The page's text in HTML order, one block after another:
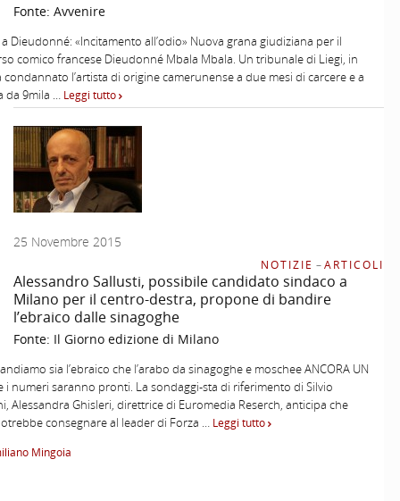
Fonte: Avvenire
Dieudonné: «Incitamento all’odio» Nuova grana giudiziana per il
comico francese Dieudonné Mbala Mbala. Un tribunale di Liegi, in
condannato l’artista di origine camerunense a due mesi di carcere e a
da 9mila … Leggi tutto
25 Novembre 2015
NOTIZIE –ARTICOLI
Alessandro Sallusti, possibile candidato sindaco a
Milano per il centro-destra, propone di bandire
l’ebraico dalle sinagoghe
Fonte: Il Giorno edizione di Milano
sia l’ebraico che l’arabo da sinagoghe e moschee ANCORA UN
i numeri saranno pronti. La sondaggi-sta di riferimento di Silvio
Alessandra Ghisleri, direttrice di Euromedia Reserch, anticipa che
consegnare al leader di Forza … Leggi tutto
Mingoia